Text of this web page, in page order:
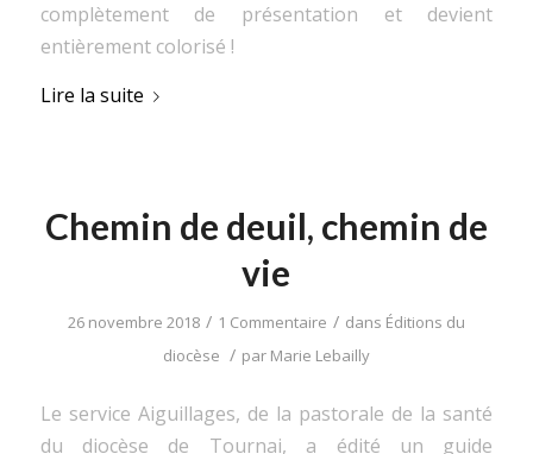
complètement de présentation et devient
entièrement colorisé !
Lire la suite
Chemin de deuil, chemin de
vie
26 novembre 2018 / 1 Commentaire / dans Éditions du
diocèse / par Marie Lebailly
Le service Aiguillages, de la pastorale de la santé
du diocèse de Tournai, a édité un guide